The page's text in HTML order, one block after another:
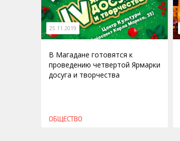
25.11.2019
В Магадане готовятся к
проведению четвертой Ярмарки
досуга и творчества
ОБЩЕСТВО